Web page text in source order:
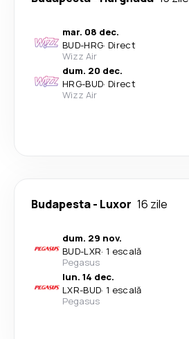
mar. 08 dec.
BUD-HRG· Direct
Wizz Air
dum. 20 dec.
HRG-BUD· Direct
Wizz Air
Budapesta- Luxor 16 zile
dum. 29 nov.
BUD-LXR· 1 escală
Pegasus
lun. 14 dec.
LXR-BUD· 1 escală
Pegasus